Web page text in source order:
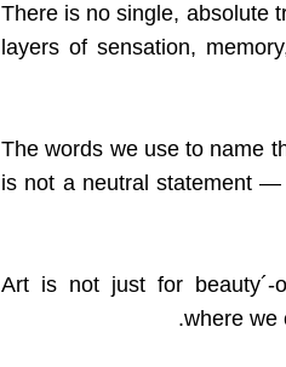
There is no single, absolute
layers of sensation,
The words we use to name
is not a neutral statement —
Art is not just for beauty´-
where we